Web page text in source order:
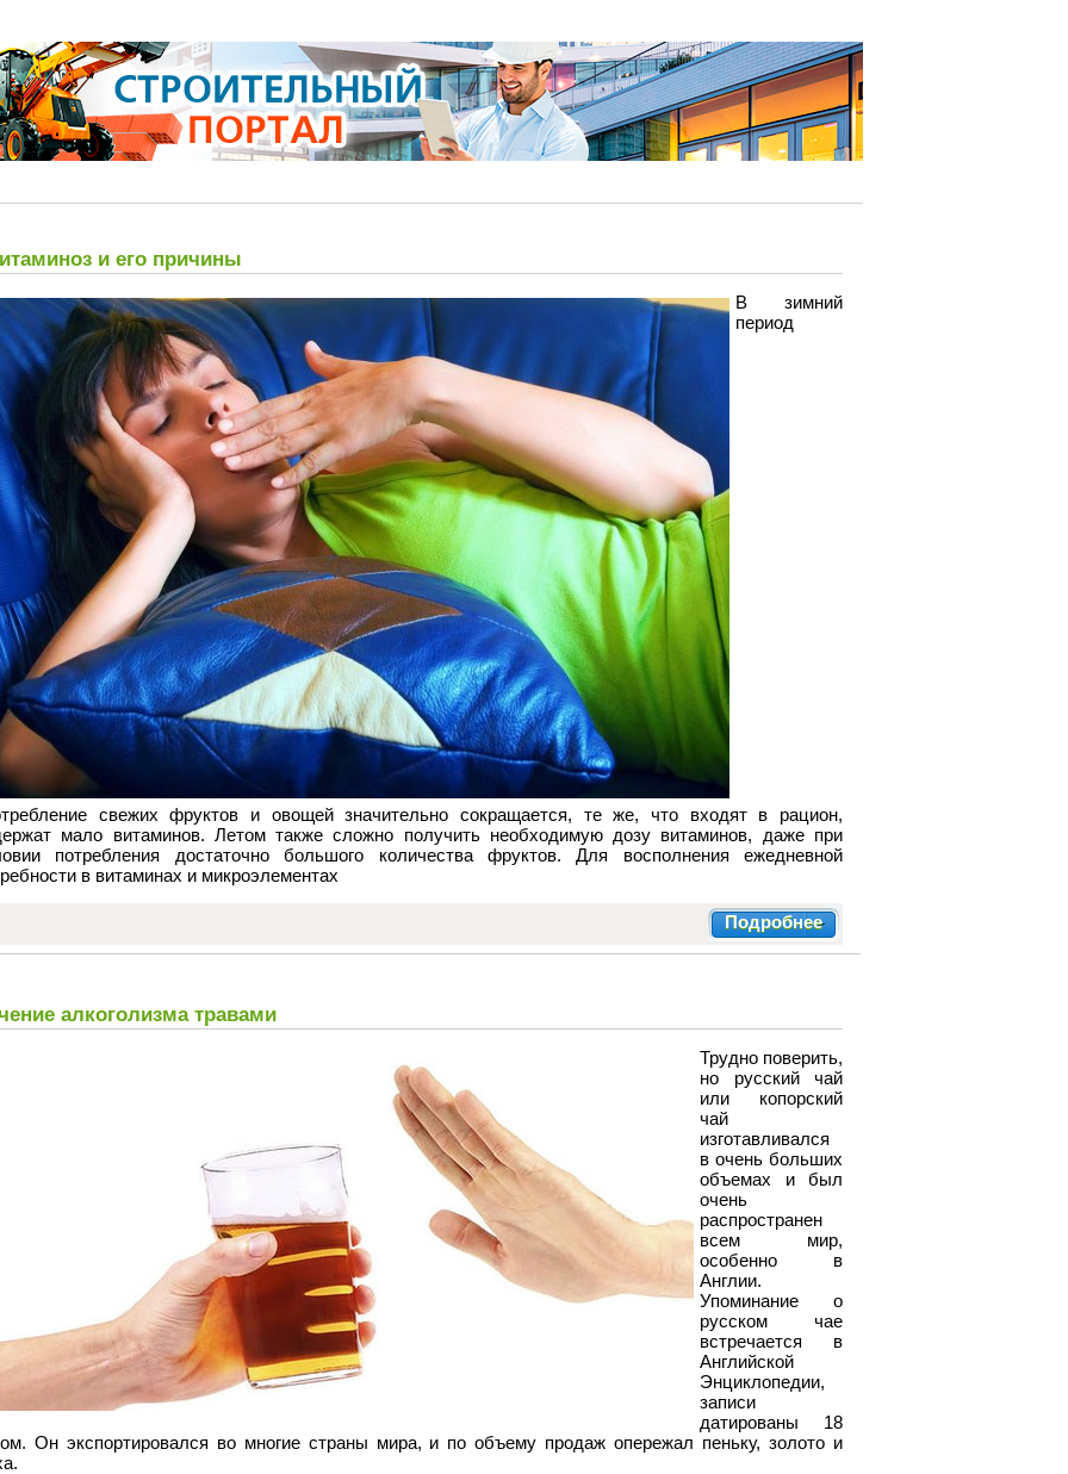
и его причины
В зимний
период
свежих фруктов и овощей значительно сокращается, те же, что входят в рацион,
мало витаминов. Летом также сложно получить необходимую дозу витаминов, даже при
потребления достаточно большого количества фруктов. Для восполнения ежедневной
в витаминах и микроэлементах
Подробнее
алкоголизма травами
Трудно поверить,
но русский чай
или копорский
чай
изготавливался
в очень больших
объемах и был
очень
распространен
всем мир,
особенно в
Англии.
Упоминание о
русском чае
встречается в
Английской
Энциклопедии,
записи
датированы 18
Он экспортировался во многие страны мира, и по объему продаж опережал пеньку, золото и